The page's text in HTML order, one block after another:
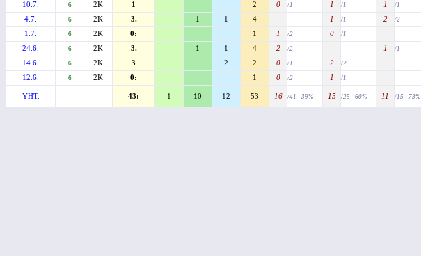
10.7.
6 2K 1 2 0 /1 1 /1 1 /1
4.7.
6 2K 3. 1 1 4 1 /1 2 /2
1.7.
6 2K 0: 1 1 /2 0 /1
24.6.
6 2K 3. 1 1 4 2 /2 1 /1
14.6.
6 2K 3 2 2 0 /1 2 /2
12.6.
6 2K 0: 1 0 /2 1 /1
YHT. 43: 1 10 12 53 16 /41 - 39% 15 /25 - 60% 11 /15 - 73%